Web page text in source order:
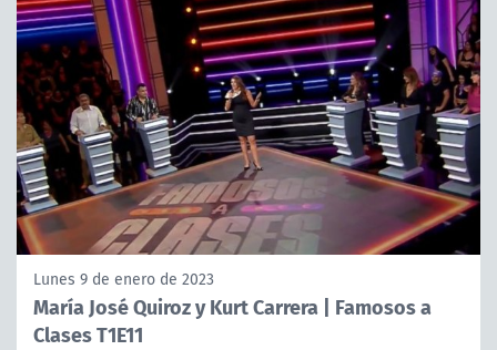
Lunes 9 de enero de 2023
María José Quiroz y Kurt Carrera | Famosos a
Clases T1E11